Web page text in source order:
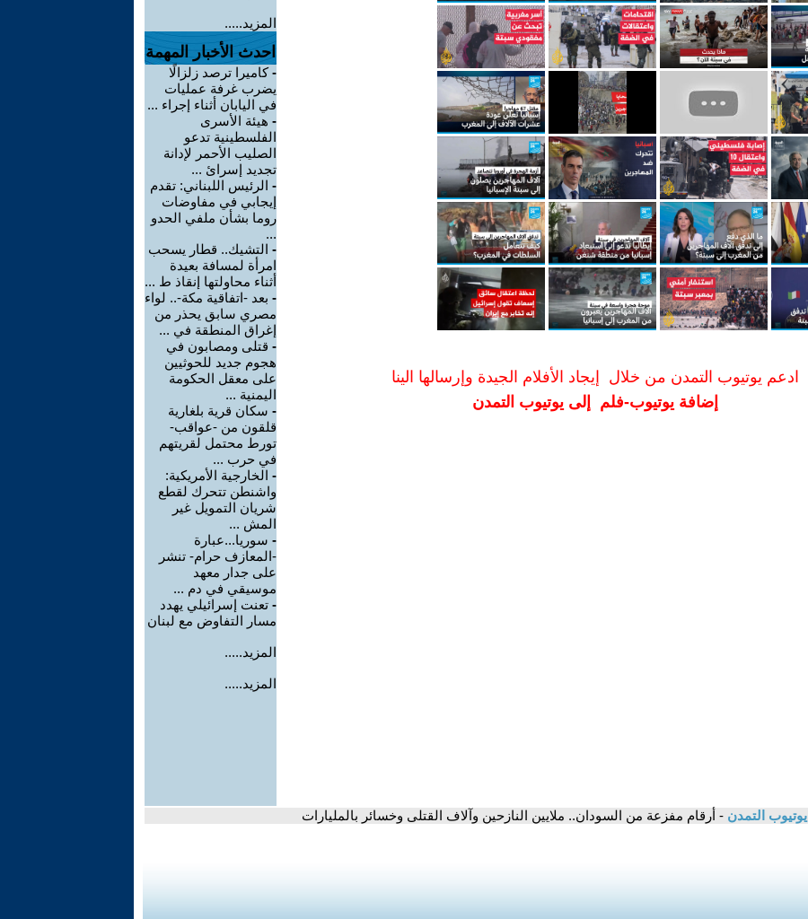
ادعم يوتيوب التمدن من خلال إيجاد الأفلام الجيدة وإرسالها الينا
إضافة يوتيوب-فلم إلى يوتيوب التمدن
المزيد.....
احدث الأخبار المهمة
-كاميرا ترصد زلزالًا
يضرب غرفة عمليات
في اليابان أثناء إجراء ...
- هيئة الأسرى
الفلسطينية تدعو
الصليب الأحمر لإدانة
تجديد إسرائ ...
- الرئيس اللبناني: تقدم
إيجابي في مفاوضات
روما بشأن ملفي الحدو
...
- التشيك.. قطار يسحب
امرأة لمسافة بعيدة
أثناء محاولتها إنقاذ ط ...
- بعد -اتفاقية مكة-.. لواء
مصري سابق يحذر من
إغراق المنطقة في ...
- قتلى ومصابون في
هجوم جديد للحوثيين
على معقل الحكومة
اليمنية ...
- سكان قرية بلغارية
قلقون من -عواقب-
تورط محتمل لقريتهم
في حرب ...
- الخارجية الأمريكية:
واشنطن تتحرك لقطع
شريان التمويل غير
المش ...
- سوريا...عبارة
-المعازف حرام- تنشر
على جدار معهد
موسيقي في دم ...
- تعنت إسرائيلي يهدد
مسار التفاوض مع لبنان
المزيد.....
المزيد.....
يوتيوب التمدن - أرقام مفزعة من السودان.. ملايين النازحين وآلاف القتلى وخسائر بالمليارات